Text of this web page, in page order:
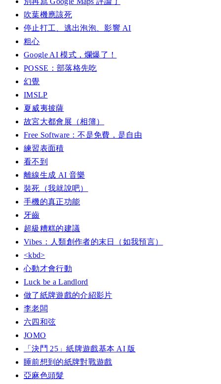
吹葉機應該死
停止打工、逃出泡泡、影響 AI
粗心
Google AI 模式，爛爆了！
POSSE：部落格先吃
幻覺
IMSLP
夏威夷披薩
故宮大都會展（相簿）
Free Software：不是免費，是自由
練習表面積
看不到
離線生成 AI 音樂
裝死（我就說吧）
手機的真正功能
牙齒
超級糟糕的建議
Vibes：人類創作者的末日（如我預言）
<kbd>
心動才會行動
Luck be a Landlord
做了紙牌遊戲的介紹影片
李老闆
六四和弦
JOMO
「決鬥 25」紙牌遊戲基本 AI 版
睡前想到的紙牌對戰遊戲
亞麻色頭髮